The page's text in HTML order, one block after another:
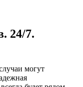
24/7.
могут